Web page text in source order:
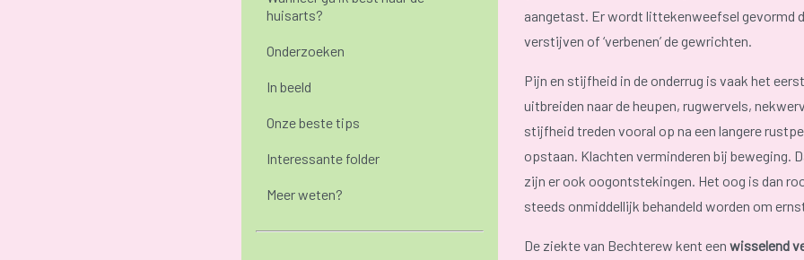
huisarts?
Onderzoeken
In beeld
Onze beste tips
Interessante folder
Meer weten?
aangetast. Er wordt littekenweefsel gevormd
verstijven of ‘verbenen’ de gewrichten.
Pijn en stijfheid in de onderrug is vaak het
uitbreiden naar de heupen, rugwervels,
stijfheid treden vooral op na een langere
opstaan. Klachten verminderen bij beweging.
zijn er ook oogontstekingen. Het oog is dan
steeds onmiddellijk behandeld worden om
De ziekte van Bechterew kent een wisselend